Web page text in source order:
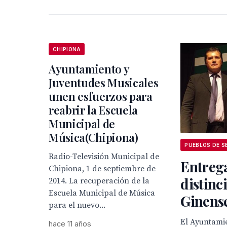
CHIPIONA
Ayuntamiento y
Juventudes Musicales
unen esfuerzos para
reabrir la Escuela
Municipal de
Música(Chipiona)
Radio-Televisión Municipal de
Chipiona, 1 de septiembre de
2014. La recuperación de la
Escuela Municipal de Música
para el nuevo...
hace 11 años
PUEBLOS DE
El